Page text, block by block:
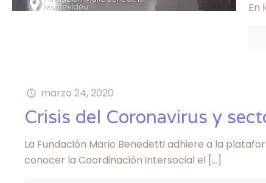
En
marzo 24, 2020
Crisis del Coronavirus y
La Fundación Mario Benedetti adhiere a la
conocer la Coordinación intersocial el […]